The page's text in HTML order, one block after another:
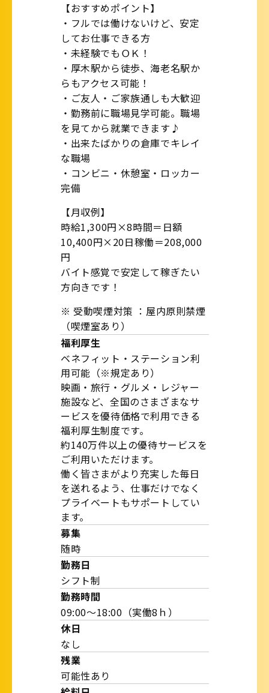
【おすすめポイント】
・フルでは働けないけど、安定
してお仕事できる方
・未経験でもＯＫ！
・厚木駅から徒歩、海老名駅か
らもアクセス可能！
・ご友人・ご家族通しも大歓迎
・勤務前に職場見学可能。職場
を見てから就業できます♪
・出来たばかりの倉庫でキレイ
な職場
・コンビニ・休憩室・ロッカー
完備
【月収例】
時給1,300円×8時間＝日額
10,400円×20日稼働＝208,000
円
バイト感覚で安定して稼ぎたい
方向きです！
※ 受動喫煙対策 ：屋内原則禁煙
（喫煙室あり）
福利厚生
ベネフィット・ステーション利
用可能（※規定あり）
映画・旅行・グルメ・レジャー
施設など、全国のさまざまなサ
ービスを優待価格で利用できる
福利厚生制度です。
約140万件以上の優待サービスを
ご利用いただけます。
働く皆さまがより充実した毎日
を送れるよう、仕事だけでなく
プライベートもサポートしてい
ます。
募集
随時
勤務日
シフト制
勤務時間
09:00～18:00（実働8ｈ）
休日
なし
残業
可能性あり